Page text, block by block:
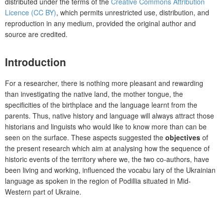
Licence (CC BY), which permits unrestricted use, distribution, and
reproduction in any medium, provided the original author and
source are credited.
Introduction
For a researcher, there is nothing more pleasant and rewarding
than investigating the native land, the mother tongue, the
specificities of the birthplace and the language learnt from the
parents. Thus, native history and language will always attract those
historians and linguists who would like to know more than can be
seen on the surface. These aspects suggested the objectives of
the present research which aim at analysing how the sequence of
historic events of the territory where we, the two co-authors, have
been living and working, influenced the vocabu lary of the Ukrainian
language as spoken in the region of Podillia situated in Mid-
Western part of Ukraine.